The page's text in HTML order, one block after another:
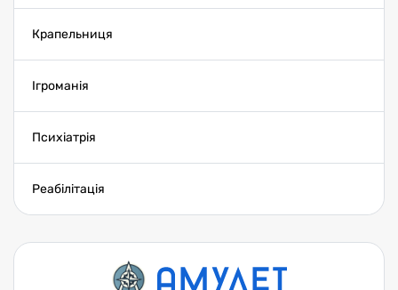
Крапельниця
Ігроманія
Психіатрія
Реабілітація